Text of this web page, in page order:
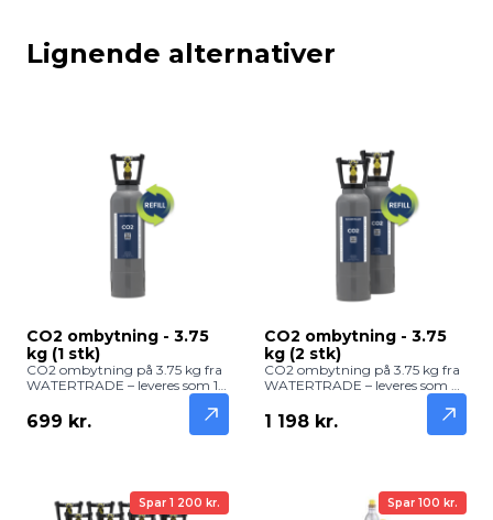
Lignende alternativer
CO2 ombytning - 3.75
kg (1 stk)
CO2 ombytning på 3.75 kg fra
WATERTRADE – leveres som 1
stk og giver cirka 975 liter frisk
og boblende vand. Kompatibel
med GROHE Blue Professional
699 kr.
CO2 ombytning - 3.75
kg (2 stk)
CO2 ombytning på 3.75 kg fra
WATERTRADE – leveres som 2
stk og giver cirka 1.950 liter frisk
og boblende vand. Kompatible
med GROHE Blue Professional
1 198 kr.
Spar 1 200 kr. Spar 100 kr.